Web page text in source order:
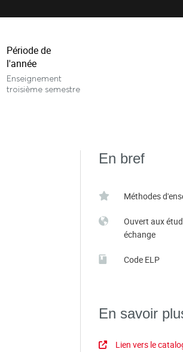
Période de
l'année
Enseignement
troisième semestre
En bref
Méthodes
Ouvert aux
échange
Code ELP
En savoir
Lien vers le